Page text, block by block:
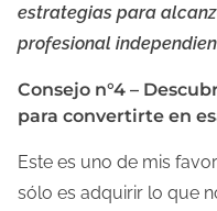
estrategias para
profesional
Consejo n°4 –
para convertirte en
Este es uno de mis
sólo es adquirir lo que